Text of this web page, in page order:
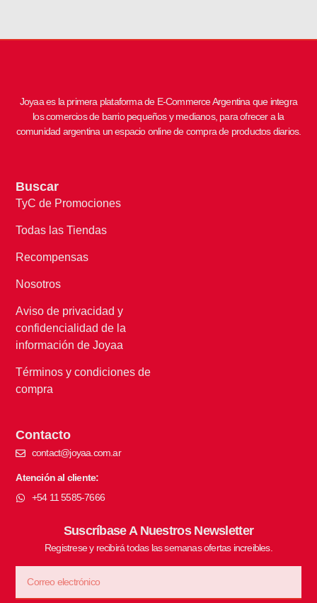
Joyaa es la primera plataforma de E-Commerce Argentina que integra
los comercios de barrio pequeños y medianos, para ofrecer a la
comunidad argentina un espacio online de compra de productos diarios.
Buscar
TyC de Promociones
Todas las Tiendas
Recompensas
Nosotros
Aviso de privacidad y
confidencialidad de la
información de Joyaa
Términos y condiciones de
compra
Contacto
contact@joyaa.com.ar
Atención al cliente:
+54 11 5585-7666
Suscríbase A Nuestros Newsletter
Registrese y recibirá todas las semanas ofertas increibles.